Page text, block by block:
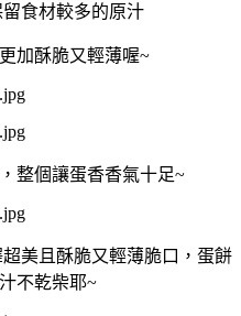
食材較多的原汁
加酥脆又輕薄喔~
整個讓蛋香香氣十足~
美且酥脆又輕薄脆口，蛋餅
不乾柴耶~